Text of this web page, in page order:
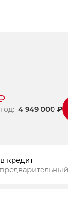
4 949 000 ₽
кредит